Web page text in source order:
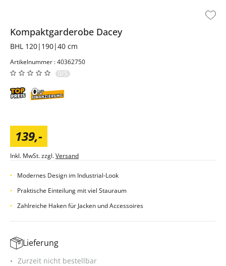
Kompaktgarderobe Dacey
BHL 120|190|40 cm
Artikelnummer : 40362750
0/5
139,-
Inkl. MwSt. zzgl.Versand
Modernes Design im Industrial-Look
Praktische Einteilung mit viel Stauraum
Zahlreiche Haken für Jacken und Accessoires
Lieferung
Zurzeit nicht bestellbar